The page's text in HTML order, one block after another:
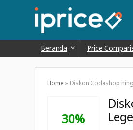
Beranda Price
Home » Diskon Codashop
30%